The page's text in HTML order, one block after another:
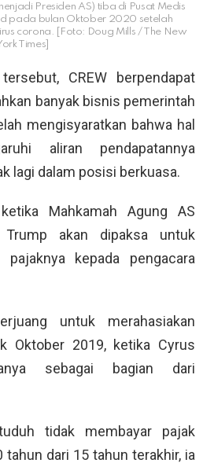
Presiden AS) tiba di Pusat Medis
pada bulan Oktober 2020 setelah
corona. [Foto: Doug Mills / The New
Times]
CREW berpendapat
banyak bisnis pemerintah
mengisyaratkan bahwa hal
aliran pendapatannya
lagi dalam posisi berkuasa.
Mahkamah Agung AS
Trump akan dipaksa untuk
pajaknya kepada pengacara
untuk merahasiakan
Oktober 2019, ketika Cyrus
sebagai bagian dari
tidak membayar pajak
tahun dari 15 tahun terakhir, ia